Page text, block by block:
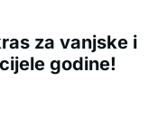
za vanjske i
godine!